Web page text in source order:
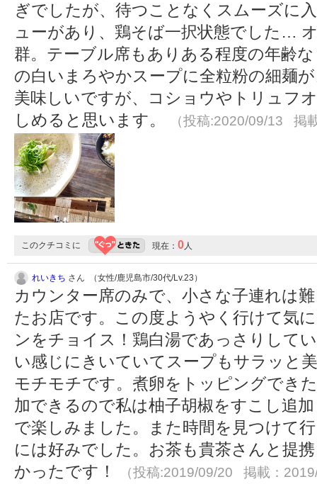
ぎでしたが、待つことなくスムーズに
ューがあり、鶏そば一択状態でした…
群。テーブル席もありある程度の年齢
の白いまろやかスープに全粒粉の細麺
美味しいですが、コショウやトリュフ
しめると思います。
（投稿:2020/09/13 掲
このクチコミに 現在： 0人
れいきち さん （女性/鹿児島市/30代/Lv.23）
カウンター席のみで、小さな子連れは
たお店です。この度ようやく行けて気
ンをチョイス！鶏白湯であっさりして
い感じにきいていてスープもサラッと
モチモチです。煮卵をトッピングでき
加できるので私は柚子胡椒をすこし追
で楽しみました。また時間を見つけて
には好みでした。お茶も貴茶さんと提
かったです！
（投稿:2019/09/20 掲載：